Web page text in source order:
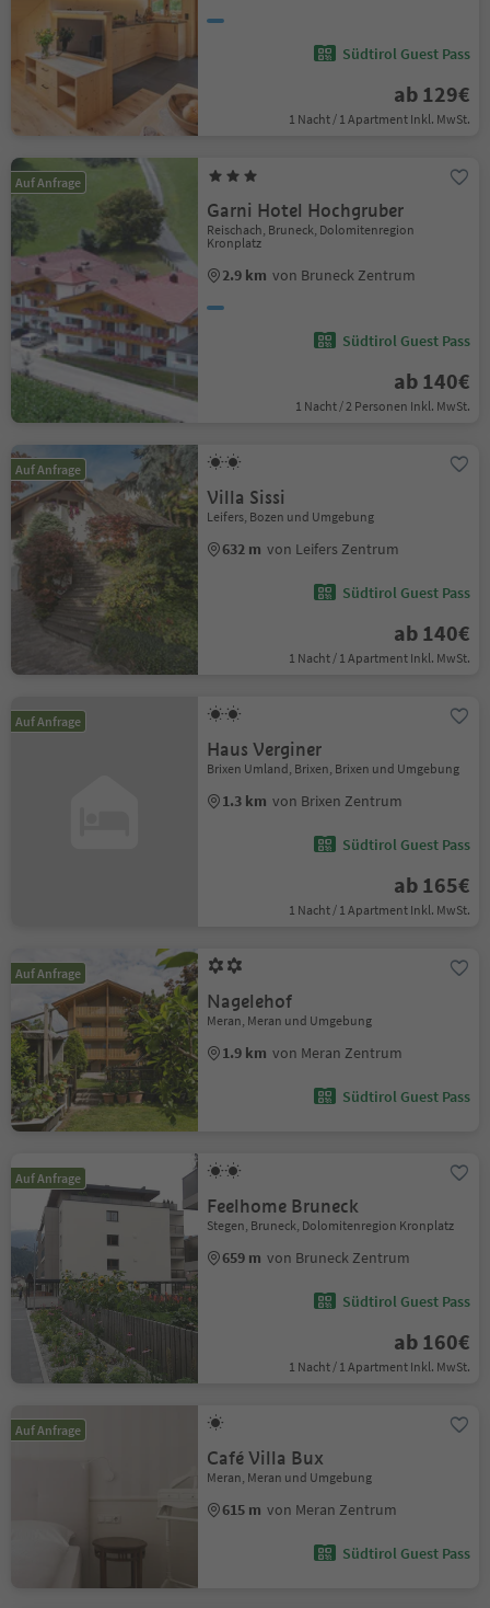
Südtirol Guest Pass
ab 129€
1 Nacht / 1 Apartment Inkl. MwSt.
Auf Anfrage
Garni Hotel Hochgruber
Reischach, Bruneck, Dolomitenregion
Kronplatz
2.9 km von Bruneck Zentrum
Südtirol Guest Pass
ab 140€
1 Nacht / 2 Personen Inkl. MwSt.
Auf Anfrage
Villa Sissi
Leifers, Bozen und Umgebung
632 m von Leifers Zentrum
Südtirol Guest Pass
ab 140€
1 Nacht / 1 Apartment Inkl. MwSt.
Auf Anfrage
Haus Verginer
Brixen Umland, Brixen, Brixen und Umgebung
1.3 km von Brixen Zentrum
Südtirol Guest Pass
ab 165€
1 Nacht / 1 Apartment Inkl. MwSt.
Auf Anfrage
Nagelehof
Meran, Meran und Umgebung
1.9 km von Meran Zentrum
Südtirol Guest Pass
Auf Anfrage
Feelhome Bruneck
Stegen, Bruneck, Dolomitenregion Kronplatz
659 m von Bruneck Zentrum
Südtirol Guest Pass
ab 160€
1 Nacht / 1 Apartment Inkl. MwSt.
Auf Anfrage
Café Villa Bux
Meran, Meran und Umgebung
615 m von Meran Zentrum
Südtirol Guest Pass